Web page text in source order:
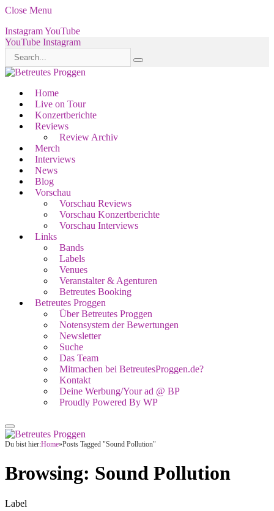
Close Menu
InstagramYouTube
YouTube Instagram
Home
Live on Tour
Konzertberichte
Reviews
Review Archiv
Merch
Interviews
News
Blog
Vorschau
Vorschau Reviews
Vorschau Konzertberichte
Vorschau Interviews
Links
Bands
Labels
Venues
Veranstalter & Agenturen
Betreutes Booking
Betreutes Proggen
Über Betreutes Proggen
Notensystem der Bewertungen
Newsletter
Suche
Das Team
Mitmachen bei BetreutesProggen.de?
Kontakt
Deine Werbung/Your ad @ BP
Proudly Powered By WP
Du bist hier:Home»Posts Tagged "Sound Pollution"
Browsing: Sound Pollution
Label